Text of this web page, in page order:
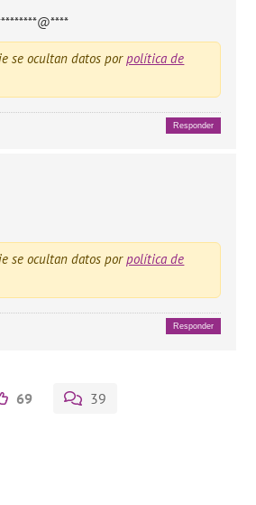
se ocultan datos porpolítica de
Responder
se ocultan datos porpolítica de
Responder
69 39